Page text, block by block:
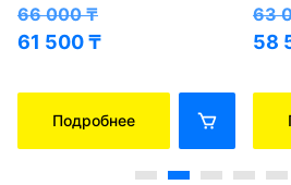
66 000₸
61 500₸
Подробнее
63
58